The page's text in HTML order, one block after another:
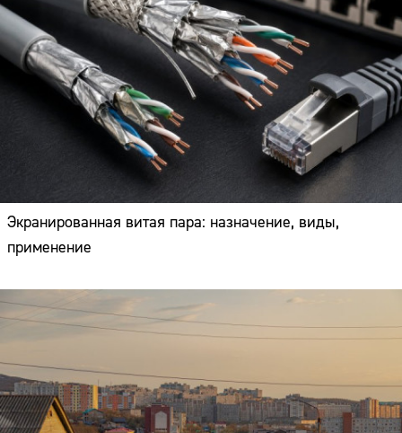
Экранированная витая пара: назначение, виды,
применение